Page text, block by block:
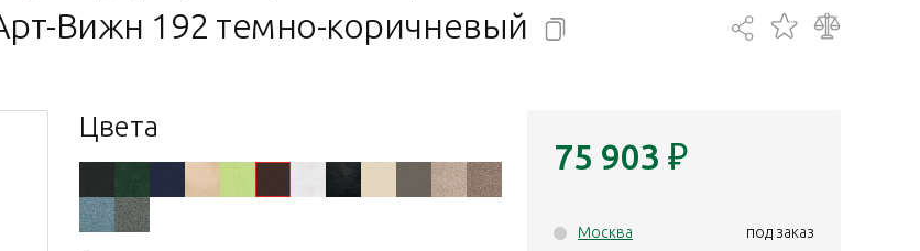
Вижн 192 темно-коричневый
Цвета
75 903 ₽
Москва
под заказ